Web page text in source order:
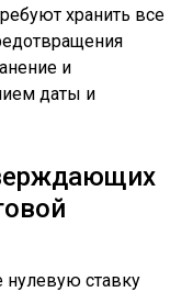
хранить все
и
даты и
ставку